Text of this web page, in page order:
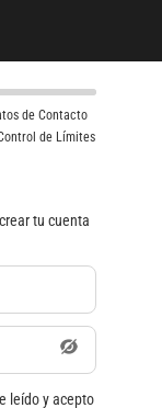
de Contacto
de Límites
tu cuenta
leído y acepto